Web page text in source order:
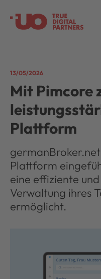
13/05/2026
Mit Pimcore
Plattform
Plattform
eine effiziente
Verwaltung ihres
ermöglicht.